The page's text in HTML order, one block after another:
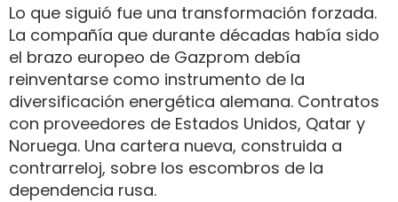
Lo que siguió fue una transformación forzada.
La compañía que durante décadas había sido
el brazo europeo de Gazprom debía
reinventarse como instrumento de la
diversificación energética alemana. Contratos
con proveedores de Estados Unidos, Qatar y
Noruega. Una cartera nueva, construida a
contrarreloj, sobre los escombros de la
dependencia rusa.